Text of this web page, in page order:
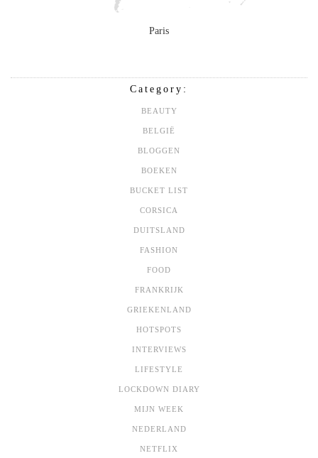
Paris
Category:
BEAUTY
BELGIË
BLOGGEN
BOEKEN
BUCKET LIST
CORSICA
DUITSLAND
FASHION
FOOD
FRANKRIJK
GRIEKENLAND
HOTSPOTS
INTERVIEWS
LIFESTYLE
LOCKDOWN DIARY
MIJN WEEK
NEDERLAND
NETFLIX